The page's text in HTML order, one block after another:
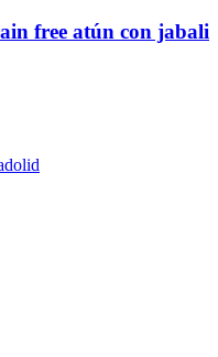
free atún con jabali